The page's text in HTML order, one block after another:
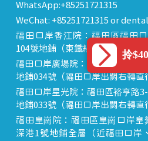
WhatsApp:+85251721315
WeChat: +85251721315 or
福田口岸香江院：福田區福田
104號地鋪（東鐵線落馬洲站出關
福田口岸廣場院：福田區裕亨路
地鋪034號（福田口岸出關右轉直
福田口岸星光院：福田區裕亨路
地鋪033號（福田口岸出關右轉直
福田皇崗院：福田區皇崗口岸皇
深港1號地鋪全層（近福田口岸
拎